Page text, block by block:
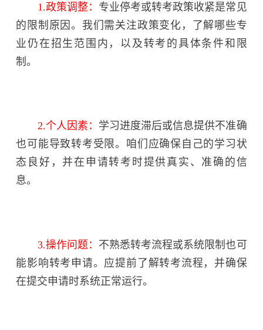
1.政策调整： 专业停考或转考政策收紧是常见
的限制原因。我们需关注政策变化，了解哪些专
业仍在招生范围内，以及转考的具体条件和限
制。
2.个人因素： 学习进度滞后或信息提供不准确
也可能导致转考受限。咱们应确保自己的学习状
态良好，并在申请转考时提供真实、准确的信
息。
3.操作问题： 不熟悉转考流程或系统限制也可
能影响转考申请。应提前了解转考流程，并确保
在提交申请时系统正常运行。